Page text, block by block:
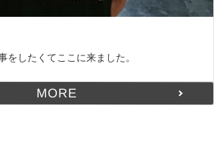
をしたくてここに来ました。
MORE